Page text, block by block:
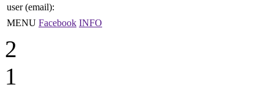
user (email):
MENU Facebook INFO
2
1